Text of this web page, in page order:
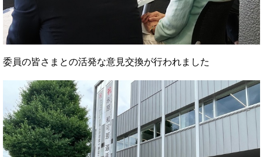
委員の皆さまとの活発な意見交換が行われました